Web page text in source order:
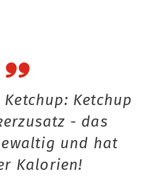
Ketchup
- das
und hat
Kalorien!